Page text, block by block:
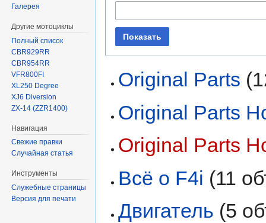
Показать
Original Parts
Original Parts
Original Parts
Всё о F4i (11
Двигатель (5
Галерея
Другие мотоциклы
Полный список
CBR929RR
CBR954RR
VFR800FI
XL250 Degree
XJ6 Diversion
ZX-14 (ZZR1400)
Навигация
Свежие правки
Случайная статья
Инструменты
Служебные страницы
Версия для печати